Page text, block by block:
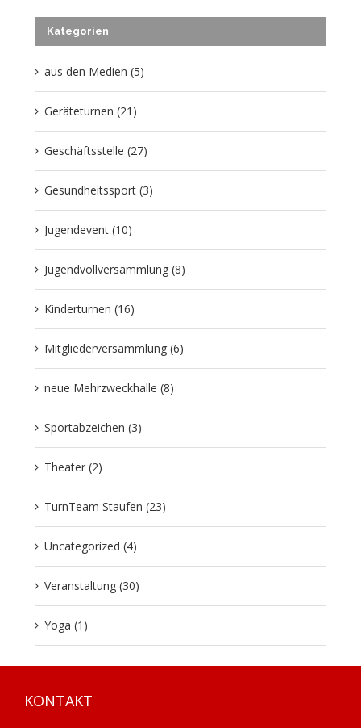
Kategorien
aus den Medien (5)
Geräteturnen (21)
Geschäftsstelle (27)
Gesundheitssport (3)
Jugendevent (10)
Jugendvollversammlung (8)
Kinderturnen (16)
Mitgliederversammlung (6)
neue Mehrzweckhalle (8)
Sportabzeichen (3)
Theater (2)
TurnTeam Staufen (23)
Uncategorized (4)
Veranstaltung (30)
Yoga (1)
KONTAKT